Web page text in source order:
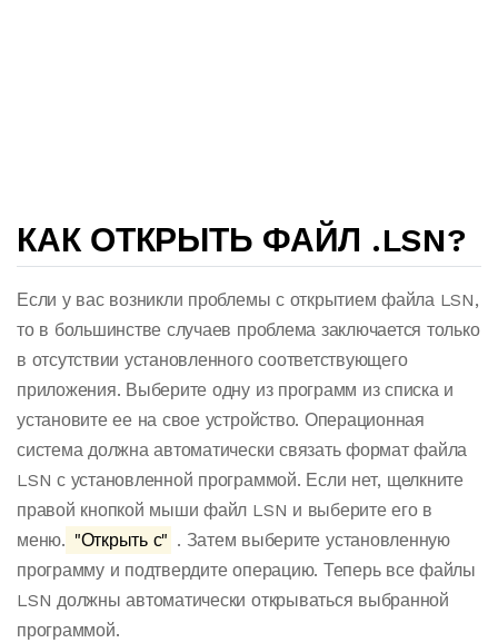
КАК ОТКРЫТЬ ФАЙЛ .LSN?
Если у вас возникли проблемы с открытием файла LSN,
то в большинстве случаев проблема заключается только
в отсутствии установленного соответствующего
приложения. Выберите одну из программ из списка и
установите ее на свое устройство. Операционная
система должна автоматически связать формат файла
LSN с установленной программой. Если нет, щелкните
правой кнопкой мыши файл LSN и выберите его в
меню. "Открыть с" . Затем выберите установленную
программу и подтвердите операцию. Теперь все файлы
LSN должны автоматически открываться выбранной
программой.